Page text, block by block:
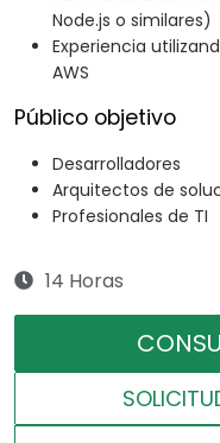
Node.js o similares)
Experiencia
AWS
Público objetivo
Desarrolladores
Arquitectos de
Profesionales de TI
14 Horas